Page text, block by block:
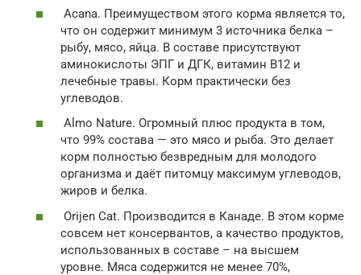
Acana. Преимуществом этого корма является то,
что он содержит минимум 3 источника белка –
рыбу, мясо, яйца. В составе присутствуют
аминокислоты ЭПГ и ДГК, витамин В12 и
лечебные травы. Корм практически без
углеводов.
Almo Nature. Огромный плюс продукта в том,
что 99% состава — это мясо и рыба. Это делает
корм полностью безвредным для молодого
организма и даёт питомцу максимум углеводов,
жиров и белка.
Orijen Cat. Производится в Канаде. В этом корме
совсем нет консервантов, а качество продуктов,
использованных в составе – на высшем
уровне. Мяса содержится не менее 70%,